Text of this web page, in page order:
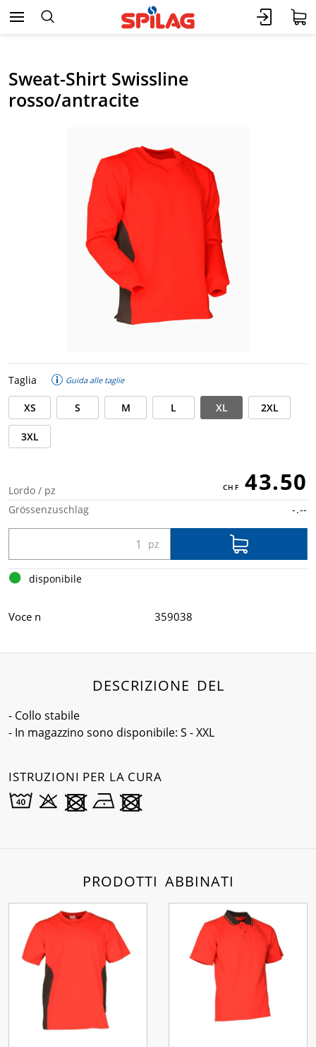
Sweat-Shirt Swissline
rosso/antracite
Taglia Guida alle taglie
XS S M L XL 2XL
3XL
Lordo / pz 43.50
Grössenzuschlag -.--
disponibile
Voce n 359038
DESCRIZIONE DEL
- Collo stabile
- In magazzino sono disponibile: S - XXL
ISTRUZIONI PER LA CURA
PRODOTTI ABBINATI